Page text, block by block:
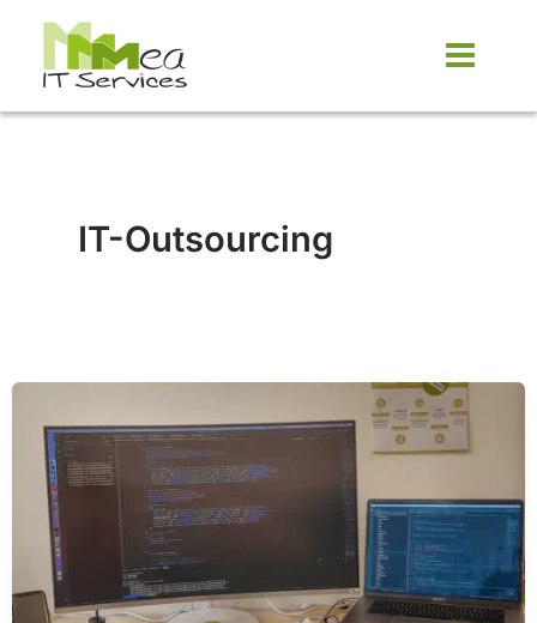
Zum
springen
IT-Outsourcing